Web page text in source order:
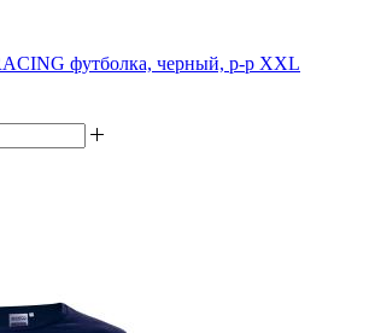
футболка, черный, р-р XXL